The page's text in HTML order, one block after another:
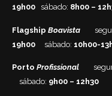
19h00 sábado: 8h00 –
Flagship Boavista
19h00
sábado: 10h00-
Porto Profissional
sábado: 9h00 – 12h30